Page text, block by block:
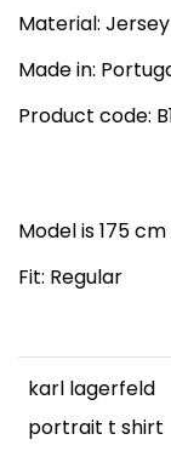
Material: Jersey
Made in:
Product code:
Model is 175
Fit: Regular
karl lagerfeld
portrait t shirt